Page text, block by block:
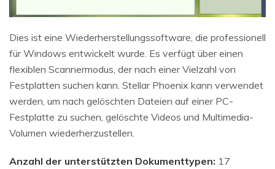
Dies ist eine Wiederherstellungssoftware, die professionell
für Windows entwickelt wurde. Es verfügt über einen
flexiblen Scannermodus, der nach einer Vielzahl von
Festplatten suchen kann. Stellar Phoenix kann verwendet
werden, um nach gelöschten Dateien auf einer PC-
Festplatte zu suchen, gelöschte Videos und Multimedia-
Volumen wiederherzustellen.
Anzahl der unterstützten Dokumenttypen: 17